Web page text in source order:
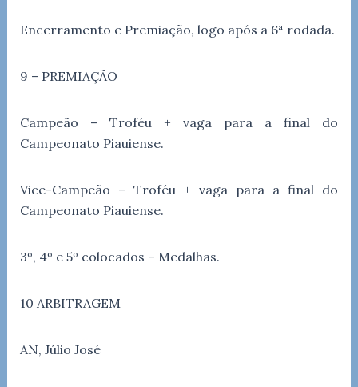
Encerramento e Premiação, logo após a 6ª rodada.
9 – PREMIAÇÃO
Campeão – Troféu + vaga para a final do
Campeonato Piauiense.
Vice-Campeão – Troféu + vaga para a final do
Campeonato Piauiense.
3º, 4º e 5º colocados – Medalhas.
10 ARBITRAGEM
AN, Júlio José